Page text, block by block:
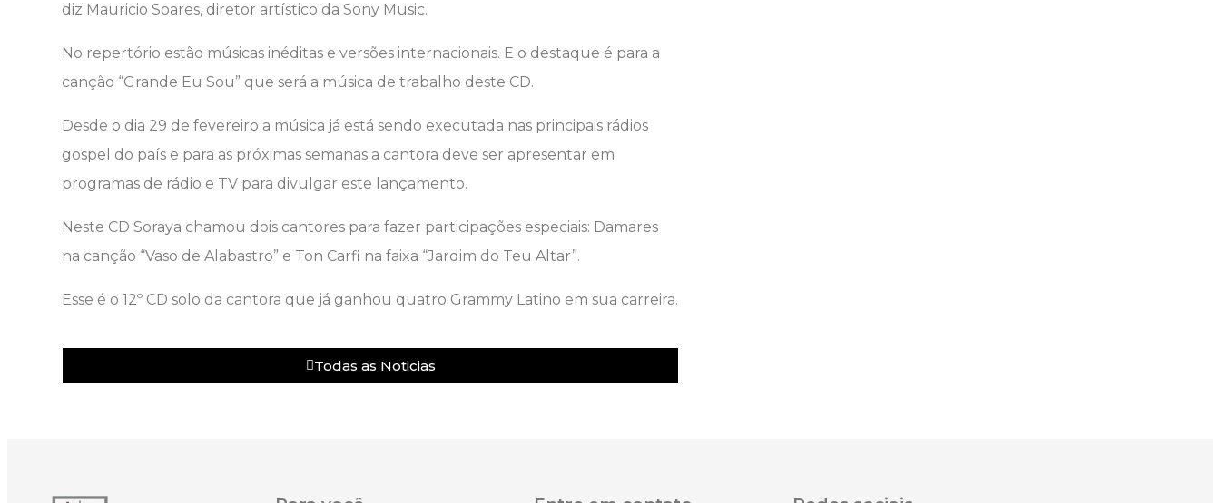
diz Mauricio Soares, diretor artístico da Sony Music.
No repertório estão músicas inéditas e versões internacionais. E o destaque é para a
canção “Grande Eu Sou” que será a música de trabalho deste CD.
Desde o dia 29 de fevereiro a música já está sendo executada nas principais rádios
gospel do país e para as próximas semanas a cantora deve ser apresentar em
programas de rádio e TV para divulgar este lançamento.
Neste CD Soraya chamou dois cantores para fazer participações especiais: Damares
na canção “Vaso de Alabastro” e Ton Carfi na faixa “Jardim do Teu Altar”.
Esse é o 12º CD solo da cantora que já ganhou quatro Grammy Latino em sua carreira.
Todas as Noticias